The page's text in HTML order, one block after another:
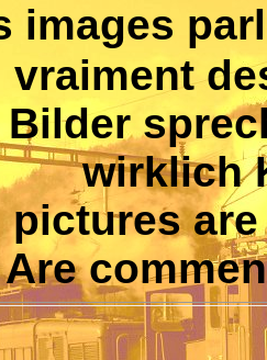
images
vraiment
wirklich
Are